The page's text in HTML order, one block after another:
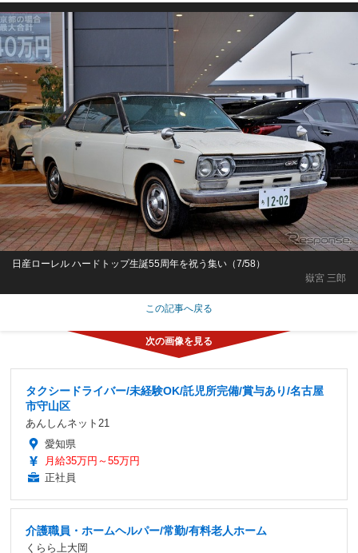
嶽宮 三郎
日産ローレル ハードトップ生誕55周年を祝う集い（7/58）
この記事へ戻る
タクシードライバー/未経験OK/託児所完備/賞与あり/名古屋
市守山区
あんしんネット21
愛知県
月給35万円～55万円
正社員
介護職員・ホームヘルパー/常勤/有料老人ホーム
くらら上大岡